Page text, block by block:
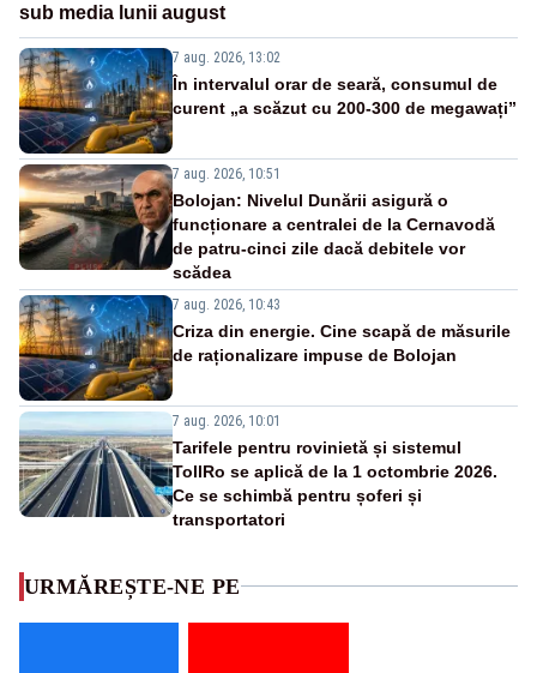
sub media lunii august
7 aug. 2026, 13:02
În intervalul orar de seară, consumul de
curent „a scăzut cu 200-300 de megawați”
7 aug. 2026, 10:51
Bolojan: Nivelul Dunării asigură o
funcționare a centralei de la Cernavodă
de patru-cinci zile dacă debitele vor
scădea
7 aug. 2026, 10:43
Criza din energie. Cine scapă de măsurile
de raționalizare impuse de Bolojan
7 aug. 2026, 10:01
Tarifele pentru rovinietă și sistemul
TollRo se aplică de la 1 octombrie 2026.
Ce se schimbă pentru șoferi și
transportatori
URMĂREȘTE-NE PE